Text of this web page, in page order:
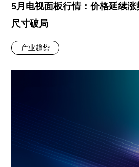
5月电视面板行情：价格延续
尺寸破局
产业趋势